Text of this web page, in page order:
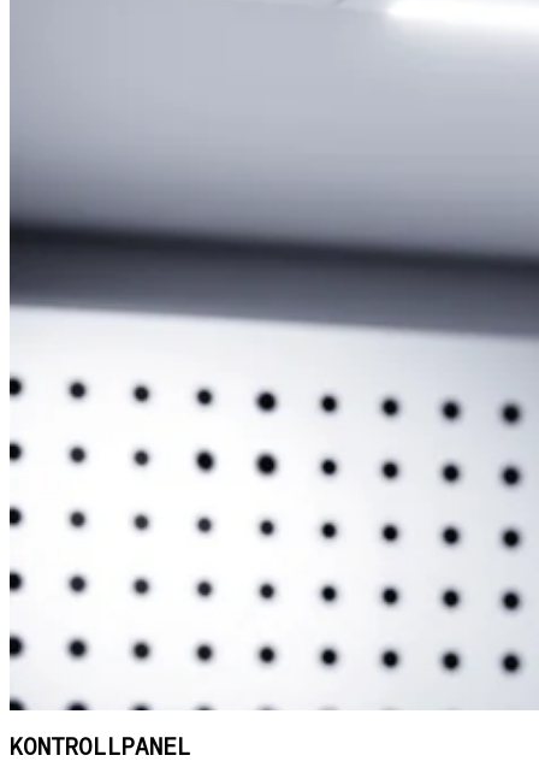
KONTROLLPANEL